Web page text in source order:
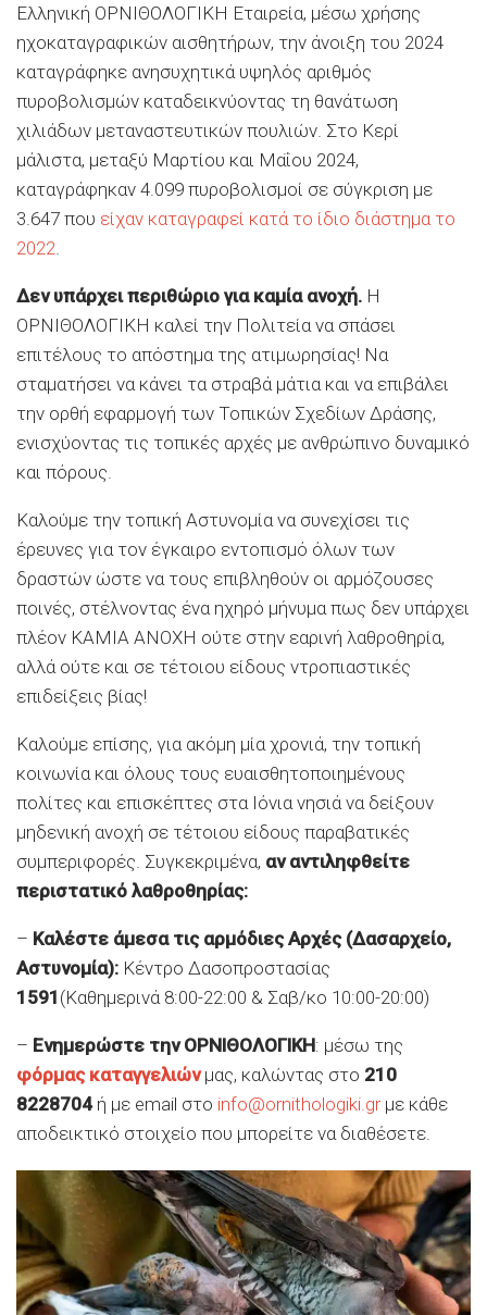
Ελληνική ΟΡΝΙΘΟΛΟΓΙΚΗ Εταιρεία, μέσω χρήσης
ηχοκαταγραφικών αισθητήρων, την άνοιξη του 2024
καταγράφηκε ανησυχητικά υψηλός αριθμός
πυροβολισμών καταδεικνύοντας τη θανάτωση
χιλιάδων μεταναστευτικών πουλιών. Στο Κερί
μάλιστα, μεταξύ Μαρτίου και Μαΐου 2024,
καταγράφηκαν 4.099 πυροβολισμοί σε σύγκριση με
3.647 που είχαν καταγραφεί κατά το ίδιο διάστημα το
2022
Δεν υπάρχει περιθώριο για καμία ανοχή. Η
ΟΡΝΙΘΟΛΟΓΙΚΗ καλεί την Πολιτεία να σπάσει
επιτέλους το απόστημα της ατιμωρησίας! Να
σταματήσει να κάνει τα στραβά μάτια και να επιβάλει
την ορθή εφαρμογή των Τοπικών Σχεδίων Δράσης,
ενισχύοντας τις τοπικές αρχές με ανθρώπινο δυναμικό
και πόρους.
Καλούμε την τοπική Αστυνομία να συνεχίσει τις
έρευνες για τον έγκαιρο εντοπισμό όλων των
δραστών ώστε να τους επιβληθούν οι αρμόζουσες
ποινές, στέλνοντας ένα ηχηρό μήνυμα πως δεν υπάρχει
πλέον ΚΑΜΙΑ ΑΝΟΧΗ ούτε στην εαρινή λαθροθηρία,
αλλά ούτε και σε τέτοιου είδους ντροπιαστικές
επιδείξεις βίας!
Καλούμε επίσης, για ακόμη μία χρονιά, την τοπική
κοινωνία και όλους τους ευαισθητοποιημένους
πολίτες και επισκέπτες στα Ιόνια νησιά να δείξουν
μηδενική ανοχή σε τέτοιου είδους παραβατικές
συμπεριφορές. Συγκεκριμένα, αν αντιληφθείτε
περιστατικό λαθροθηρίας:
– Καλέστε άμεσα τις αρμόδιες Αρχές (Δασαρχείο,
Αστυνομία): Κέντρο Δασοπροστασίας
1591 (Καθημερινά 8:00-22:00 & Σαβ/κο 10:00-20:00)
– Ενημερώστε την ΟΡΝΙΘΟΛΟΓΙΚΗ: μέσω της
φόρμας καταγγελιώνμας, καλώντας στο 210
8228704ή με email στο info@ornithologiki.grμε κάθε
αποδεικτικό στοιχείο που μπορείτε να διαθέσετε.